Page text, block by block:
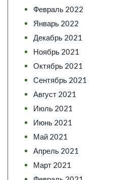
Февраль 2022
Январь 2022
Декабрь 2021
Ноябрь 2021
Октябрь 2021
Сентябрь 2021
Август 2021
Июль 2021
Июнь 2021
Май 2021
Апрель 2021
Март 2021